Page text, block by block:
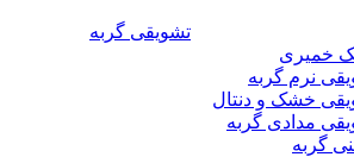
تشویقی گربه
خمیری
نرم گربه
خشک و دنتال
مدادی گربه
گربه